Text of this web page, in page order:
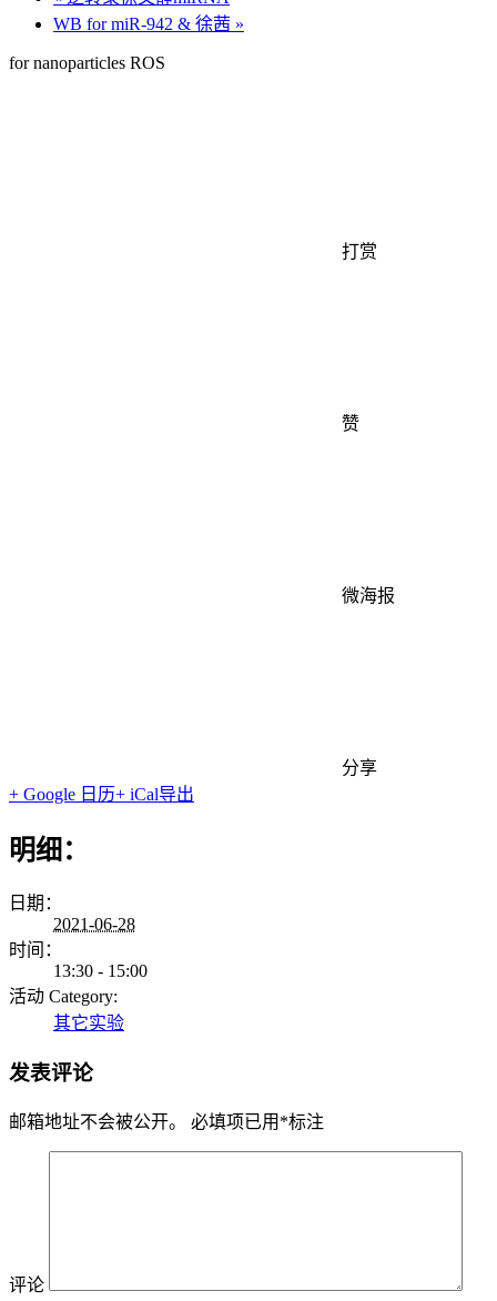
WB for miR-942 & 徐茜 »
for nanoparticles ROS
打赏
赞
微海报
分享
+ Google 日历+ iCal导出
明细：
日期：
2021-06-28
时间：
13:30 - 15:00
活动 Category:
其它实验
发表评论
邮箱地址不会被公开。 必填项已用 *标注
评论